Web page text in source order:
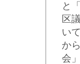
と
区
い
か
会